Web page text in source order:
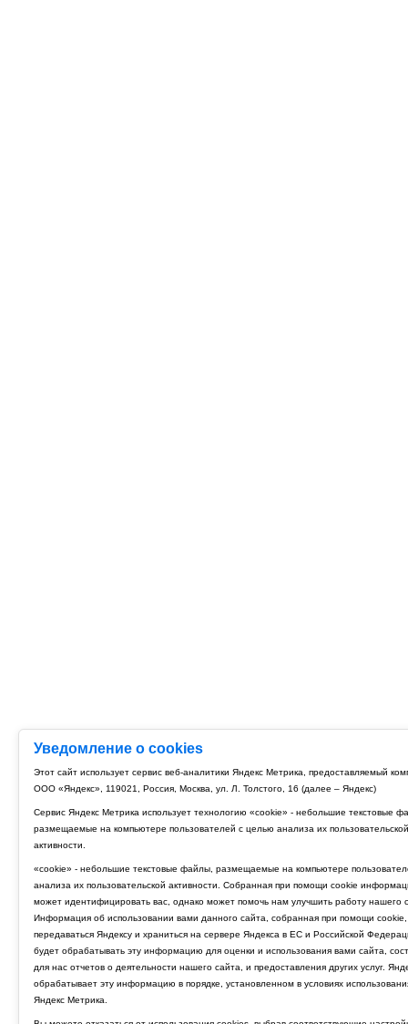
Уведомление о cookies
Этот сайт использует сервис веб-аналитики Яндекс Метрика, предоставляемый
ООО «Яндекс», 119021, Россия, Москва, ул. Л. Толстого, 16 (далее – Яндекс)
Сервис Яндекс Метрика использует технологию «cookie» - небольшие текстовые
размещаемые на компьютере пользователей с целью анализа их пользовательской
активности.
«cookie» - небольшие текстовые файлы, размещаемые на компьютере
анализа их пользовательской активности. Собранная при помощи cookie
может идентифицировать вас, однако может помочь нам улучшить работу нашего
Информация об использовании вами данного сайта, собранная при помощи cookie,
передаваться Яндексу и храниться на сервере Яндекса в ЕС и Российской
будет обрабатывать эту информацию для оценки и использования вами сайта,
для нас отчетов о деятельности нашего сайта, и предоставления других услуг.
обрабатывает эту информацию в порядке, установленном в условиях
Яндекс Метрика.